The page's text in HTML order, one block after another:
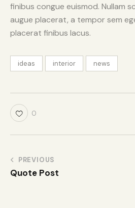
finibus congue euismod. Nullam
augue placerat, a tempor sem
placerat finibus lacus.
ideas interior news
0
PREVIOUS
Quote Post